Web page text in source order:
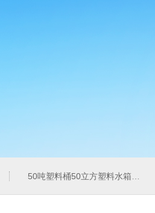
50吨塑料桶50立方塑料水箱pe水箱